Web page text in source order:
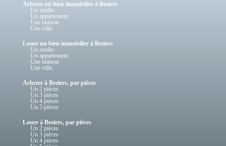
Acheter un bien immobilier à Beziers
Un studio
Un appartement
Une maison
Une villa
Louer un bien immobilier à Beziers
Un studio
Un appartement
Une maison
Une villa
Acheter à Beziers, par pièces
Un 2 pièces
Un 3 pièces
Un 4 pièces
Un 5 pièces
Louer à Beziers, par pièces
Un 2 pièces
Un 3 pièces
Un 4 pièces